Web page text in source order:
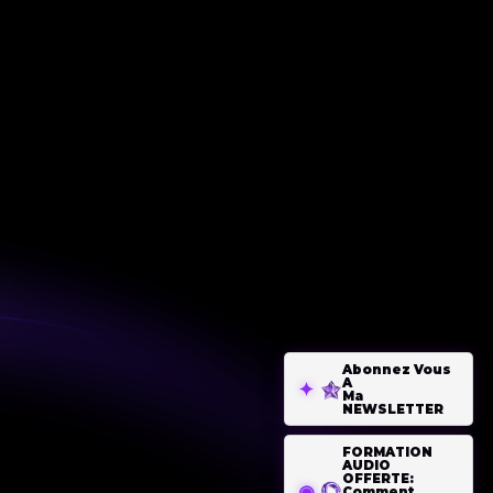
Abonnez Vous
A
Ma
NEWSLETTER
FORMATION
AUDIO
OFFERTE: